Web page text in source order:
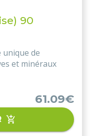
90
de
et minéraux
61.09€